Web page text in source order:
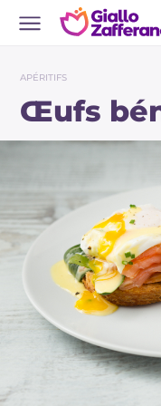
APÉRITIFS
Œufs